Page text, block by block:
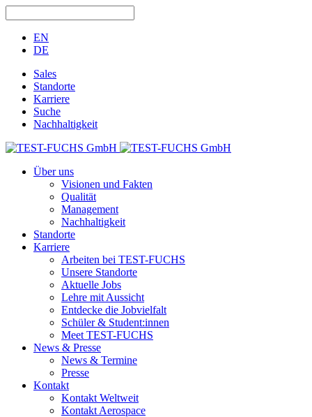
EN
DE
Sales
Standorte
Karriere
Suche
Nachhaltigkeit
Über uns
Visionen und Fakten
Qualität
Management
Nachhaltigkeit
Standorte
Karriere
Arbeiten bei TEST-FUCHS
Unsere Standorte
Aktuelle Jobs
Lehre mit Aussicht
Entdecke die Jobvielfalt
Schüler & Student:innen
Meet TEST-FUCHS
News & Presse
News & Termine
Presse
Kontakt
Kontakt Weltweit
Kontakt Aerospace